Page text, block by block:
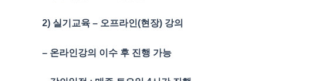
2) 실기교육 – 오프라인(현장) 강의
– 온라인강의 이수 후 진행 가능